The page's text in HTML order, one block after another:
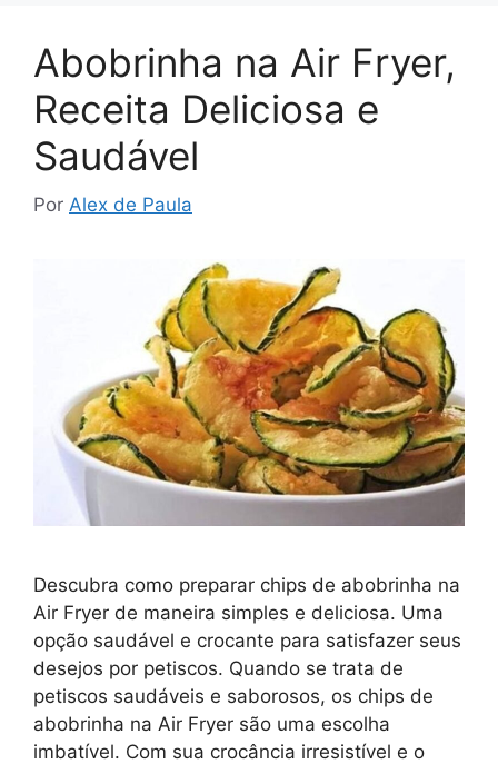
Abobrinha na Air Fryer,
Receita Deliciosa e
Saudável
Por Alex de Paula
Descubra como preparar chips de abobrinha na
Air Fryer de maneira simples e deliciosa. Uma
opção saudável e crocante para satisfazer seus
desejos por petiscos. Quando se trata de
petiscos saudáveis e saborosos, os chips de
abobrinha na Air Fryer são uma escolha
imbatível. Com sua crocância irresistível e o